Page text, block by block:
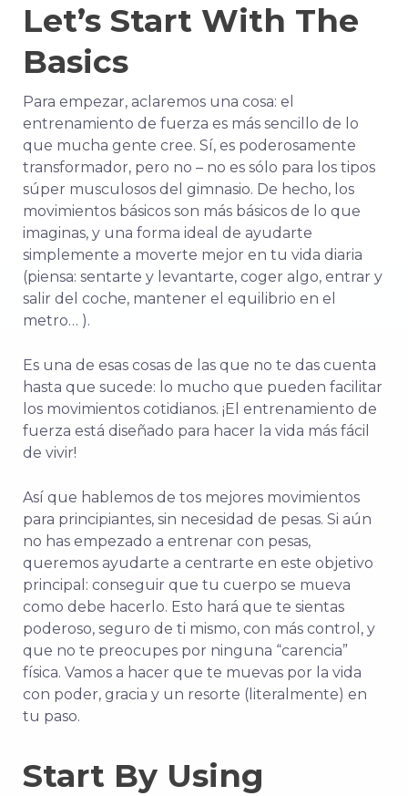
Let’s Start With The
Basics
Para empezar, aclaremos una cosa: el
entrenamiento de fuerza es más sencillo de lo
que mucha gente cree. Sí, es poderosamente
transformador, pero no – no es sólo para los tipos
súper musculosos del gimnasio. De hecho, los
movimientos básicos son más básicos de lo que
imaginas, y una forma ideal de ayudarte
simplemente a moverte mejor en tu vida diaria
(piensa: sentarte y levantarte, coger algo, entrar y
salir del coche, mantener el equilibrio en el
metro… ).
Es una de esas cosas de las que no te das cuenta
hasta que sucede: lo mucho que pueden facilitar
los movimientos cotidianos. ¡El entrenamiento de
fuerza está diseñado para hacer la vida más fácil
de vivir!
Así que hablemos de tos mejores movimientos
para principiantes, sin necesidad de pesas. Si aún
no has empezado a entrenar con pesas,
queremos ayudarte a centrarte en este objetivo
principal: conseguir que tu cuerpo se mueva
como debe hacerlo. Esto hará que te sientas
poderoso, seguro de ti mismo, con más control, y
que no te preocupes por ninguna “carencia”
física. Vamos a hacer que te muevas por la vida
con poder, gracia y un resorte (literalmente) en
tu paso.
Start By Using